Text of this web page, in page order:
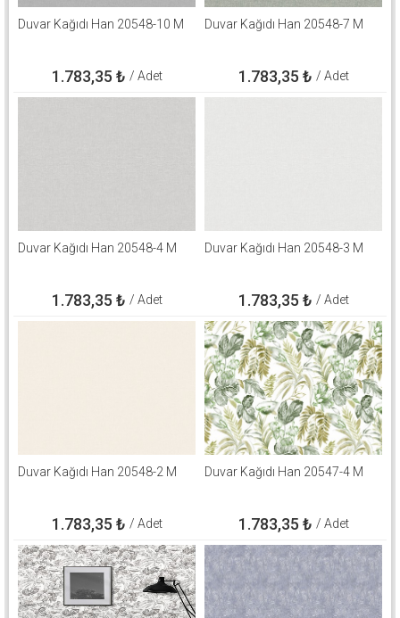
Duvar Kağıdı Han 20548-10 M
1.783,35 ₺ / Adet
Duvar Kağıdı Han 20548-7 M
1.783,35 ₺ / Adet
Duvar Kağıdı Han 20548-4 M
1.783,35 ₺ / Adet
Duvar Kağıdı Han 20548-3 M
1.783,35 ₺ / Adet
Duvar Kağıdı Han 20548-2 M
1.783,35 ₺ / Adet
Duvar Kağıdı Han 20547-4 M
1.783,35 ₺ / Adet